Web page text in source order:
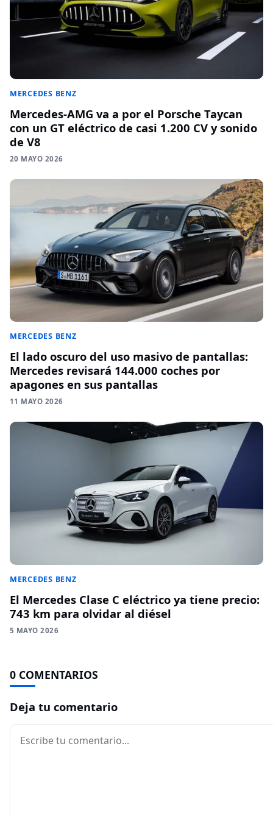
MERCEDES BENZ
Mercedes-AMG va a por el Porsche Taycan
con un GT eléctrico de casi 1.200 CV y sonido
de V8
20 MAYO 2026
MERCEDES BENZ
El lado oscuro del uso masivo de pantallas:
Mercedes revisará 144.000 coches por
apagones en sus pantallas
11 MAYO 2026
MERCEDES BENZ
El Mercedes Clase C eléctrico ya tiene precio:
743 km para olvidar al diésel
5 MAYO 2026
0 COMENTARIOS
Deja tu comentario
Comentario